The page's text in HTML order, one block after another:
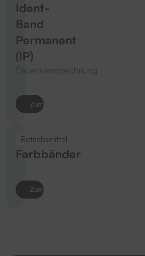
Ident-
Band
Permanent
(IP)
Dauerkennzeichnung
Zum Produkt
Betriebsmittel
Farbbänder
Zum Produkt